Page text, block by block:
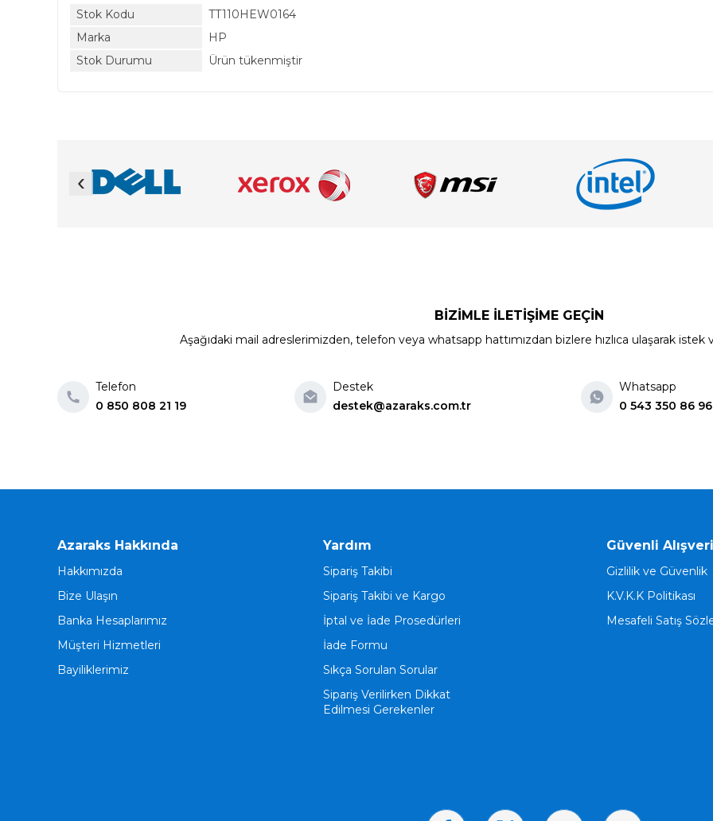
Stok Kodu
TT110HEW0164
Marka
HP
Stok Durumu
Ürün tükenmiştir
‹
BİZİMLE İLETİŞİME GEÇİN
Aşağıdaki mail adreslerimizden, telefon veya whatsapp hattımızdan bizlere hızlıca ulaşarak istek
Telefon
0 850 808 21 19
Destek
destek@azaraks.com.tr
Whatsapp
0 543 350 86 96
Azaraks Hakkında
Hakkımızda
Bize Ulaşın
Banka Hesaplarımız
Müşteri Hizmetleri
Bayiliklerimiz
Yardım
Sipariş Takibi
Sipariş Takibi ve Kargo
İptal ve İade Prosedürleri
İade Formu
Sıkça Sorulan Sorular
Sipariş Verilirken Dikkat
Edilmesi Gerekenler
Güvenli
Gizlilik ve Güvenlik
K.V.K.K Politikası
Mesafeli Satış